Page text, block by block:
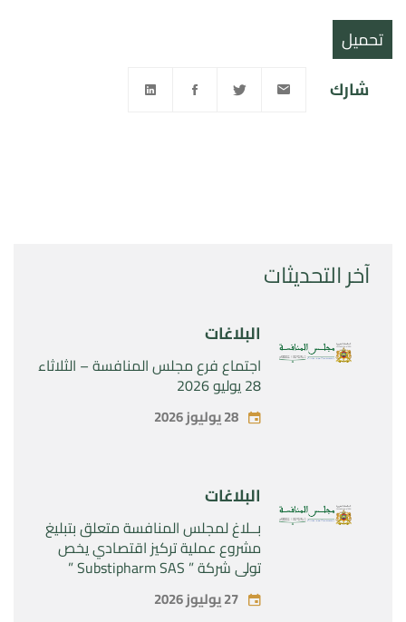
آخر التحديثات
البلاغات
اجتماع فرع مجلس المنافسة – الثلاثاء
28 يوليو 2026
28 يوليوز 2026
البلاغات
بــلاغ لمجلس المنافسة متعلق بتبليغ
مشروع عملية تركيز اقتصادي يخص
تولي شركة ” Substipharm SAS ”
المراقبة الحصرية للأصول والحقوق
المتعلقة بالمنتجين الصيدلانيين”
27 يوليوز 2026
تحميل
شارك